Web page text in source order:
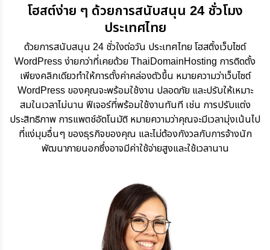
โฮสต์ง่าย ๆ ด้วยการสนับสนุน 24 ชั่วโมง
ประเทศไทย
ด้วยการสนับสนุน 24 ชั่วใงต่อวัน ประเทศไทย โฮสติ้งเว็บไซต์
WordPress ง่ายกว่าที่เคยด้วย ThaiDomainHosting การติดตั้ง
เพียงคลิกเดียวทำให้การตั้งค่าคล่องตัวขึ้น หมายความว่าเว็บไซต์
WordPress ของคุณจะพร้อมใช้งาน ปลอดภัย และปรับให้เหมาะ
สมในเวลาไม่นาน ฟีเจอร์ที่พร้อมใช้งานทันที เช่น การปรับแต่ง
ประสิทธิภาพ การแพตช์อัตโนมัติ หมายความว่าคุณจะมีเวลามุ่งเน้นไป
ที่แง่มุมอื่นๆ ของธุรกิจของคุณ และไม่ต้องกังวลกับการจ้างนัก
พัฒนาภายนอกซึ่งอาจมีค่าใช้จ่ายสูงและใช้เวลานาน